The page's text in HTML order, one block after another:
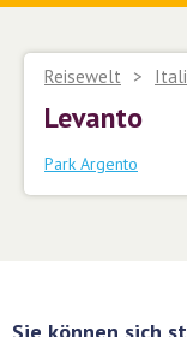
Reisewelt >
Levanto
Park Argento